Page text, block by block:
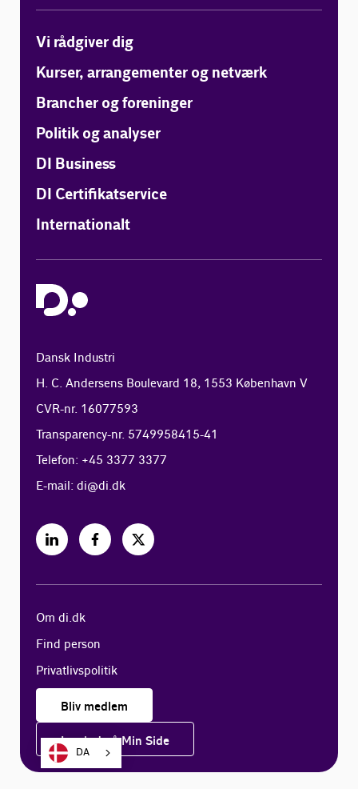
Vi rådgiver dig
Kurser, arrangementer og netværk
Brancher og foreninger
Politik og analyser
DI Business
DI Certifikatservice
Internationalt
Dansk Industri
H. C. Andersens Boulevard 18, 1553 København V
CVR-nr. 16077593
Transparency-nr. 5749958415-41
Telefon: +45 3377 3377
E-mail:di@di.dk
Om di.dk
Find person
Privatlivspolitik
Bliv medlem
Log ind på Min Side
DA